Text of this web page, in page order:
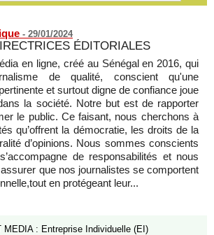
- 29/01/2024
ÉDITORIALES
en ligne, créé au Sénégal en 2016, qui
de qualité, conscient qu'une
et surtout digne de confiance joue
la société. Notre but est de rapporter
le public. Ce faisant, nous cherchons à
qu’offrent la démocratie, les droits de la
d’opinions. Nous sommes conscients
de responsabilités et nous
que nos journalistes se comportent
en protégeant leur...
MEDIA : Entreprise Individuelle (EI)